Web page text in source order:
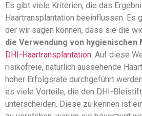
Es gibt viele Kriterien, die das
Haartransplantation beeinflussen. Es
der wir sagen können, dass sie die
die Verwendung von hygienischen
DHI-Haartransplantation. Auf diese
risikofreie, natürlich aussehende
hoher Erfolgsrate durchgeführt
es viele Vorteile, die den DHI-
unterscheiden. Diese zu kennen ist